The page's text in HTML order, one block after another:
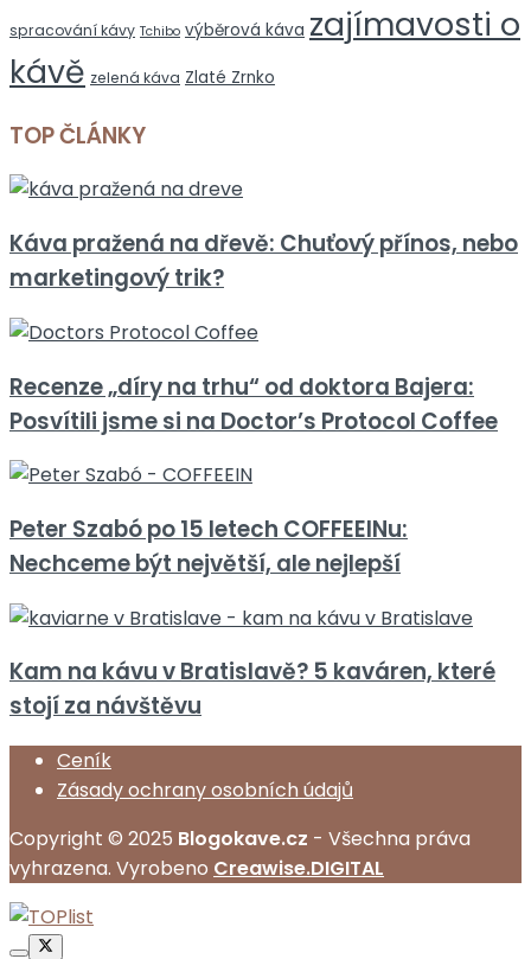
spracování kávy Tchibo výběrová káva zajímavosti o
kávě zelená káva Zlaté Zrnko
TOP ČLÁNKY
Káva pražená na dřevě: Chuťový přínos, nebo
marketingový trik?
Recenze „díry na trhu“ od doktora Bajera:
Posvítili jsme si na Doctor’s Protocol Coffee
Peter Szabó po 15 letech COFFEEINu:
Nechceme být největší, ale nejlepší
Kam na kávu v Bratislavě? 5 kaváren, které
stojí za návštěvu
Ceník
Zásady ochrany osobních údajů
Copyright © 2025 Blogokave.cz - Všechna práva
vyhrazena. Vyrobeno Creawise.DIGITAL